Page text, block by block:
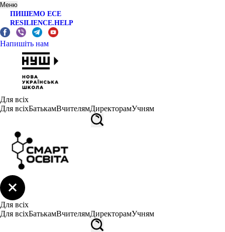
Меню
ПИШЕМО ЕСЕ
RESILIENCE.HELP
Напишіть нам
Для всіх
Для всіхБатькамВчителямДиректорамУчням
Для всіх
Для всіхБатькамВчителямДиректорамУчням